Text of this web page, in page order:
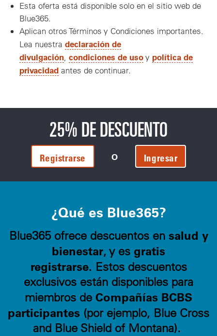
Esta oferta está disponible solo en el sitio web de
Blue365.
Aplican otros Términos y Condiciones importantes.
Lea nuestra declaración de
divulgación condiciones de usoy política de
privacidad antes de continuar.
25% DE DESCUENTO
Registrarse O Ingresar
¿Qué es Blue365?
Blue365 ofrece descuentos en salud y
bienestar, y es gratis
registrarse. Estos descuentos
exclusivos están disponibles para
miembros de Compañías BCBS
participantes (por ejemplo, Blue Cross
and Blue Shield of Montana).